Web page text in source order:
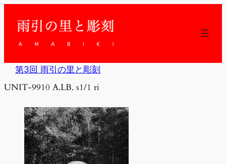
ッ
第3回 雨引の里と彫刻
UNIT-9910 A.LB. s1/1 ri